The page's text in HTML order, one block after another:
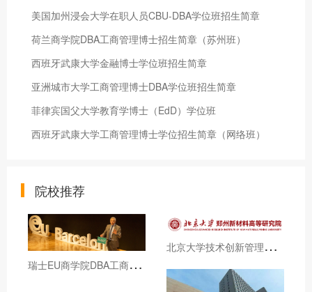
美国加州浸会大学在职人员CBU-DBA学位班招生简章
荷兰商学院DBA工商管理博士招生简章（苏州班）
西班牙武康大学金融博士学位班招生简章
亚洲城市大学工商管理博士DBA学位班招生简章
菲律宾国父大学教育学博士（EdD）学位班
西班牙武康大学工商管理博士学位招生简章（网络班）
院校推荐
瑞
士EU商学院DBA工商管理博士学位课程招生简章
北
京大学技术创新管理与数码营销和澳门旅游大学DBA招生简章（博士学位）